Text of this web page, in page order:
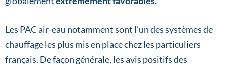
Les PAC air-eau notamment sont l’un des systèmes de
chauffage les plus mis en place chez les particuliers
français. De façon générale, les avis positifs des